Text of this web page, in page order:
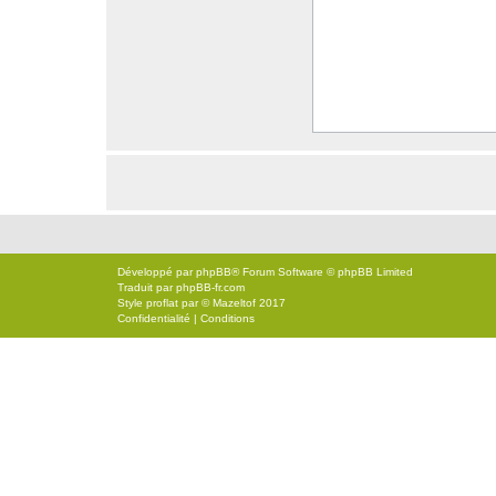
Développé parphpBB® Forum Software © phpBB Limited
Traduit parphpBB-fr.com
Style proflat par ©Mazeltof 2017
Confidentialité | Conditions